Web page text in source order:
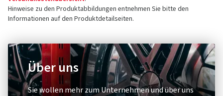
Hinweise zu den Produktabbildungen entnehmen Sie bitte den
Informationen auf den Produktdetailseiten.
Über uns
Sie wollen mehr zum Unternehmen und über uns